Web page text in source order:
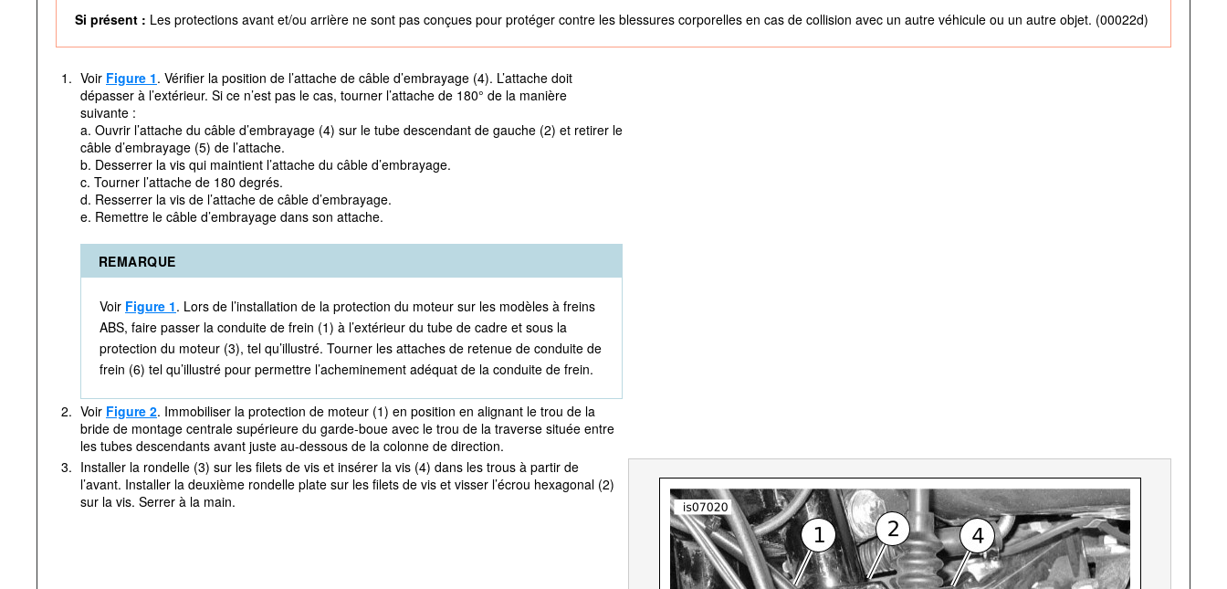
Si présent : Les protections avant et/ou arrière ne sont pas conçues pour protéger contre les blessures corporelles en cas de collision avec un autre véhicule ou un autre objet. (00022d)
1. Voir Figure 1. Vérifier la position de l’attache de câble d’embrayage (4). L’attache doit
dépasser à l’extérieur. Si ce n’est pas le cas, tourner l’attache de 180° de la manière
suivante :
a. Ouvrir l’attache du câble d’embrayage (4) sur le tube descendant de gauche (2) et retirer le
câble d’embrayage (5) de l’attache.
b. Desserrer la vis qui maintient l’attache du câble d’embrayage.
c. Tourner l’attache de 180 degrés.
d. Resserrer la vis de l’attache de câble d’embrayage.
e. Remettre le câble d’embrayage dans son attache.
REMARQUE
Voir Figure 1. Lors de l’installation de la protection du moteur sur les modèles à freins
ABS, faire passer la conduite de frein (1) à l’extérieur du tube de cadre et sous la
protection du moteur (3), tel qu’illustré. Tourner les attaches de retenue de conduite de
frein (6) tel qu’illustré pour permettre l’acheminement adéquat de la conduite de frein.
2. Voir Figure 2. Immobiliser la protection de moteur (1) en position en alignant le trou de la
bride de montage centrale supérieure du garde-boue avec le trou de la traverse située entre
les tubes descendants avant juste au-dessous de la colonne de direction.
3. Installer la rondelle (3) sur les filets de vis et insérer la vis (4) dans les trous à partir de
l’avant. Installer la deuxième rondelle plate sur les filets de vis et visser l’écrou hexagonal (2)
sur la vis. Serrer à la main.